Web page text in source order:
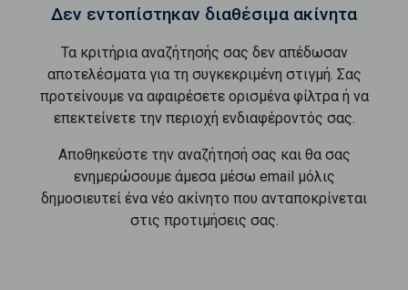
Δεν εντοπίστηκαν διαθέσιμα ακίνητα
Τα κριτήρια αναζήτησής σας δεν απέδωσαν
αποτελέσματα για τη συγκεκριμένη στιγμή. Σας
προτείνουμε να αφαιρέσετε ορισμένα φίλτρα ή να
επεκτείνετε την περιοχή ενδιαφέροντός σας.
Αποθηκεύστε την αναζήτησή σας και θα σας
ενημερώσουμε άμεσα μέσω email μόλις
δημοσιευτεί ένα νέο ακίνητο που ανταποκρίνεται
στις προτιμήσεις σας.